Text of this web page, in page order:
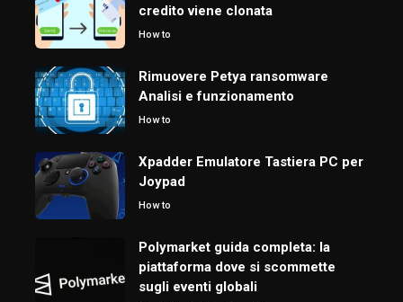
credito viene clonata
How to
Rimuovere Petya ransomware
Analisi e funzionamento
How to
Xpadder Emulatore Tastiera PC per
Joypad
How to
Polymarket guida completa: la
piattaforma dove si scommette
sugli eventi globali